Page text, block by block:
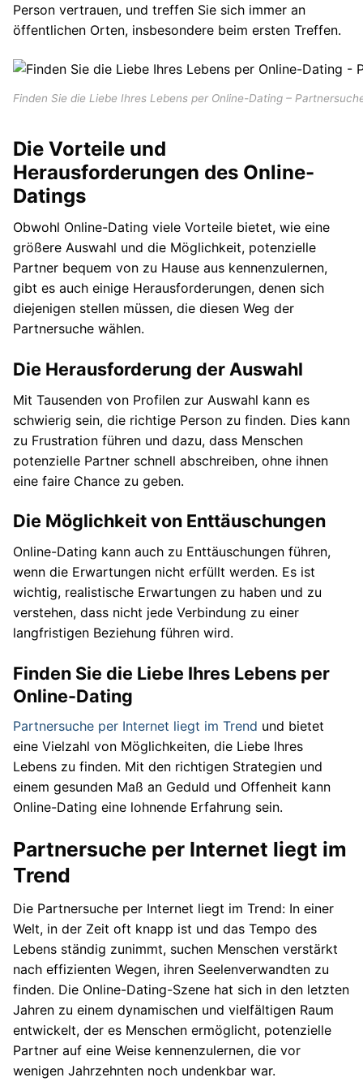
Person vertrauen, und treffen Sie sich immer an
öffentlichen Orten, insbesondere beim ersten Treffen.
Finden Sie die Liebe Ihres Lebens per Online-Dating –
Die Vorteile und
Herausforderungen des Online-
Datings
Obwohl Online-Dating viele Vorteile bietet, wie eine
größere Auswahl und die Möglichkeit, potenzielle
Partner bequem von zu Hause aus kennenzulernen,
gibt es auch einige Herausforderungen, denen sich
diejenigen stellen müssen, die diesen Weg der
Partnersuche wählen.
Die Herausforderung der Auswahl
Mit Tausenden von Profilen zur Auswahl kann es
schwierig sein, die richtige Person zu finden. Dies kann
zu Frustration führen und dazu, dass Menschen
potenzielle Partner schnell abschreiben, ohne ihnen
eine faire Chance zu geben.
Die Möglichkeit von Enttäuschungen
Online-Dating kann auch zu Enttäuschungen führen,
wenn die Erwartungen nicht erfüllt werden. Es ist
wichtig, realistische Erwartungen zu haben und zu
verstehen, dass nicht jede Verbindung zu einer
langfristigen Beziehung führen wird.
Finden Sie die Liebe Ihres Lebens per
Online-Dating
Partnersuche per Internet liegt im Trend und bietet
eine Vielzahl von Möglichkeiten, die Liebe Ihres
Lebens zu finden. Mit den richtigen Strategien und
einem gesunden Maß an Geduld und Offenheit kann
Online-Dating eine lohnende Erfahrung sein.
Partnersuche per Internet liegt im
Trend
Die Partnersuche per Internet liegt im Trend: In einer
Welt, in der Zeit oft knapp ist und das Tempo des
Lebens ständig zunimmt, suchen Menschen verstärkt
nach effizienten Wegen, ihren Seelenverwandten zu
finden. Die Online-Dating-Szene hat sich in den letzten
Jahren zu einem dynamischen und vielfältigen Raum
entwickelt, der es Menschen ermöglicht, potenzielle
Partner auf eine Weise kennenzulernen, die vor
wenigen Jahrzehnten noch undenkbar war.